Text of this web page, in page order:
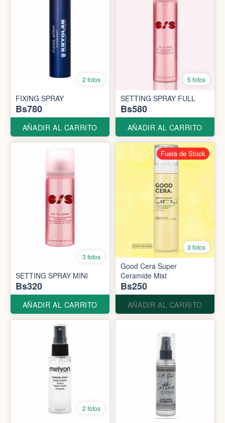
2 fotos
FIXING SPRAY
Bs780
AÑADIR AL CARRITO
5 fotos
SETTING SPRAY FULL
Bs580
AÑADIR AL CARRITO
3 fotos
SETTING SPRAY MINI
Bs320
AÑADIR AL CARRITO
3 fotos
Good Cera Super
Ceramide Mist
Bs250
AÑADIR AL CARRITO
Fuera de Stock
2 fotos